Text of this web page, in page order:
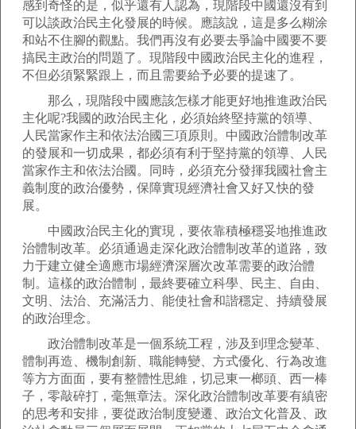
感到奇怪的是，似乎還有人認為，現階段中國還沒有到
可以談政治民主化發展的時候。應該說，這是多么糊涂
和站不住腳的觀點。我們再沒有必要去爭論中國要不要
搞民主政治的問題了。現階段中國政治民主化的進程，
不但必須緊緊跟上，而且需要給予必要的提速了。
那么，現階段中國應該怎樣才能更好地推進政治民
主化呢?我國的政治民主化，必須始終堅持黨的領導、
人民當家作主和依法治國三項原則。中國政治體制改革
的發展和一切成果，都必須有利于堅持黨的領導、人民
當家作主和依法治國。同時，必須充分發揮我國社會主
義制度的政治優勢，保障實現經濟社會又好又快的發
展。
中國政治民主化的實現，要依靠積極穩妥地推進政
治體制改革。必須通過走深化政治體制改革的道路，致
力于建立健全適應市場經濟深層次改革需要的政治體
制。這樣的政治體制，最終要確立科學、民主、自由、
文明、法治、充滿活力、能使社會和諧穩定、持續發展
的政治理念。
政治體制改革是一個系統工程，涉及到理念變革、
體制再造、機制創新、職能轉變、方式優化、行為改進
等方方面面，要有整體性思維，切忌東一榔頭、西一棒
子，零敲碎打，毫無章法。深化政治體制改革要有縝密
的思考和安排，要從政治制度變遷、政治文化普及、政